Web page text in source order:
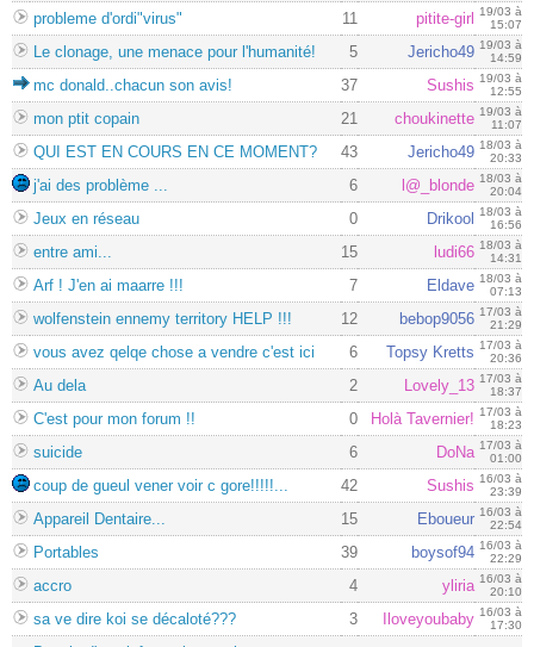
probleme d'ordi"virus" 11 pitite-girl
19/03 à
15:07
Le clonage, une menace pour l'humanité! 5 Jericho49 19/03 à
14:59
mc donald..chacun son avis! 37 Sushis 19/03 à
12:55
mon ptit copain 21 choukinette 19/03 à
11:07
QUI EST EN COURS EN CE MOMENT? 43 Jericho49 18/03 à
20:33
j'ai des problème ... 6 l@_blonde 18/03 à
20:04
Jeux en réseau 0 Drikool
18/03 à
16:56
entre ami... 15 ludi66 18/03 à
14:31
Arf ! J'en ai maarre !!! 7 Eldave 18/03 à
07:13
wolfenstein ennemy territory HELP !!! 12 bebop9056 17/03 à
21:29
vous avez qelqe chose a vendre c'est ici 6 Topsy Kretts 17/03 à
20:36
Au dela 2 Lovely_13 17/03 à
18:37
C'est pour mon forum !! 0 Holà Tavernier! 17/03 à
18:23
suicide 6 DoNa 17/03 à
01:00
coup de gueul vener voir c gore!!!!!... 42 Sushis 16/03 à
23:39
Appareil Dentaire... 15 Eboueur 16/03 à
22:54
Portables 39 boysof94 16/03 à
22:29
accro 4 yliria 16/03 à
20:10
sa ve dire koi se décaloté??? 3 Iloveyoubaby 16/03 à
17:30